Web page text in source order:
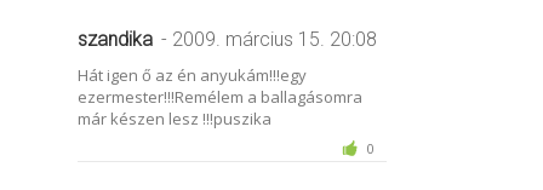
szandika - 2009. március 15. 20:08
Hát igen ő az én anyukám!!!egy
ezermester!!!Remélem a ballagásomra
már készen lesz !!!puszika
0